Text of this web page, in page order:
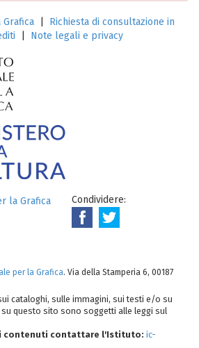
Richiesta di consultazione in
Note legali e privacy
la Grafica
Condividere:
per la Grafica. Via della Stamperia 6, 00187
cataloghi, sulle immagini, sui testi e/o su
questo sito sono soggetti alle leggi sul
contenuti contattare l'Istituto: ic-